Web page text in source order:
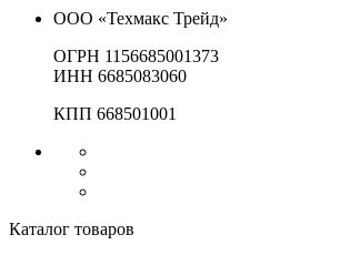
ООО «Техмакс Трейд»
ОГРН 1156685001373
ИНН 6685083060
КПП 668501001
Каталог товаров